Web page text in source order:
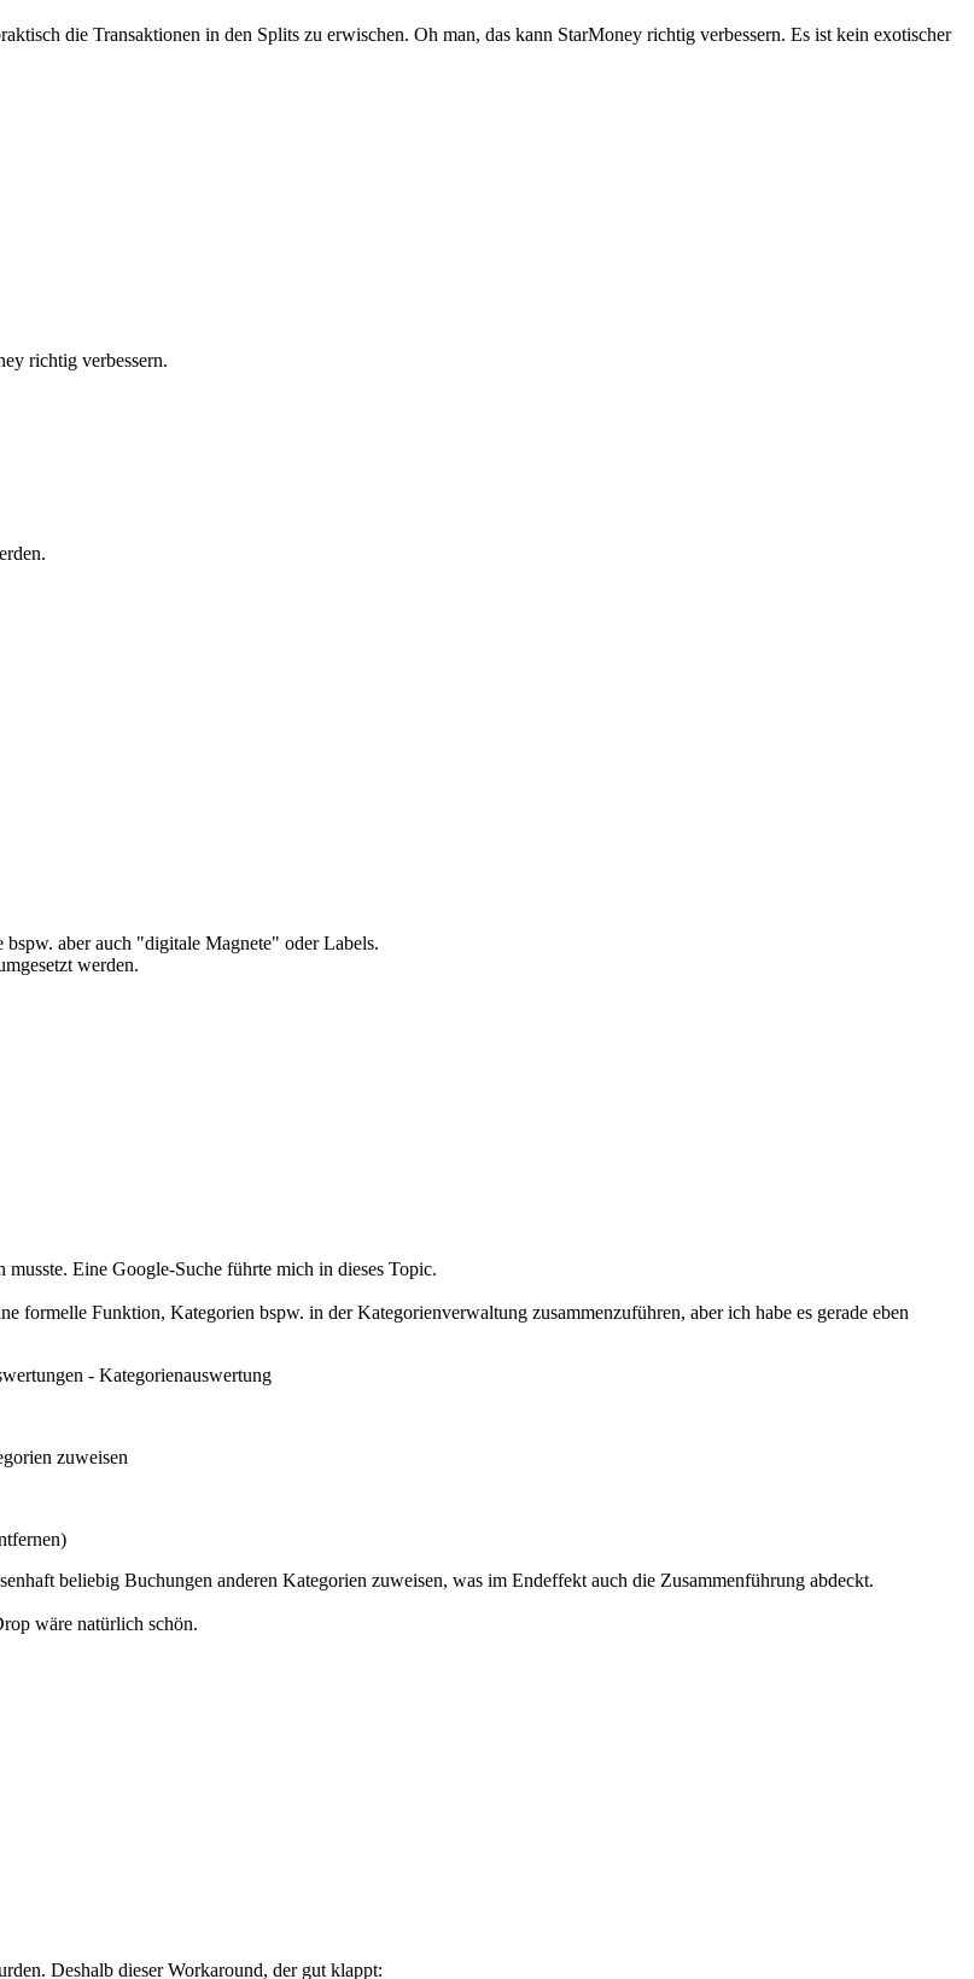
die Transaktionen in den Splits zu erwischen. Oh man, das kann StarMoney richtig verbessern. Es ist kein exotischer
richtig verbessern.
aber auch "digitale Magnete" oder Labels.
werden.
Eine Google-Suche führte mich in dieses Topic.
formelle Funktion, Kategorien bspw. in der Kategorienverwaltung zusammenzuführen, aber ich habe es gerade eben
- Kategorienauswertung
zuweisen
beliebig Buchungen anderen Kategorien zuweisen, was im Endeffekt auch die Zusammenführung abdeckt.
wäre natürlich schön.
Deshalb dieser Workaround, der gut klappt: